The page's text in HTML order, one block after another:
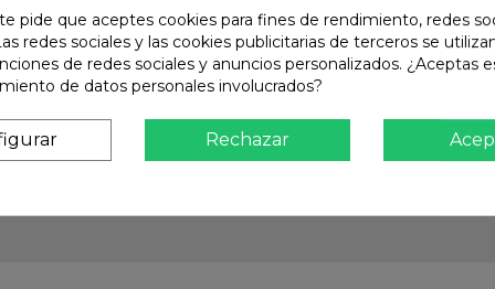
Te
pide que aceptes cookies para fines de rendimiento, redes
redes sociales y las cookies publicitarias de terceros se
de redes sociales y anuncios personalizados. ¿Aceptas
de datos personales involucrados?
Rechazar